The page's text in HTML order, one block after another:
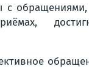
с